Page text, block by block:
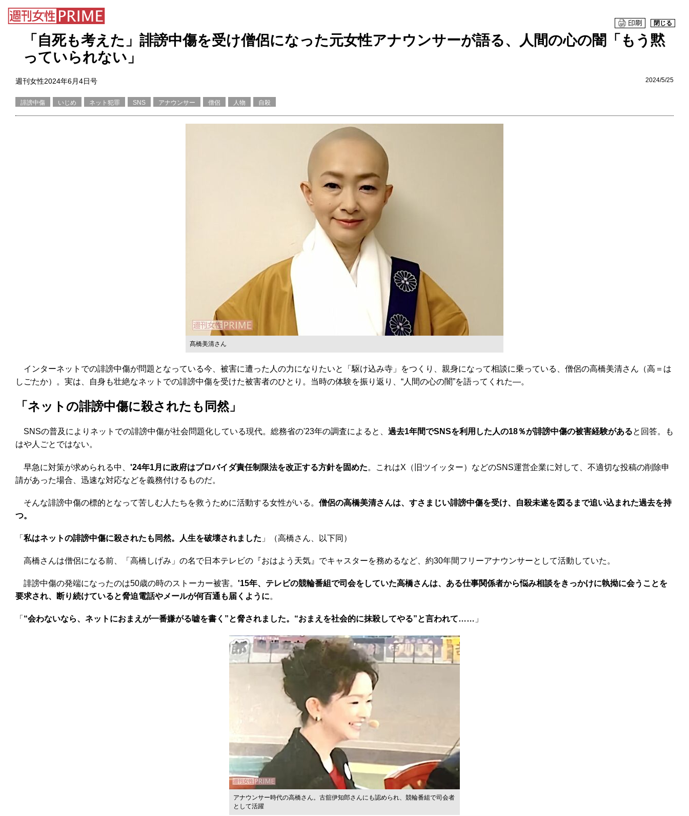
閉じる
「自死も考えた」誹謗中傷を受け僧侶になった元女性アナウンサーが語る、人間の心の闇「もう黙
っていられない」
週刊女性2024年6月4日号 2024/5/25
誹謗中傷 いじめ ネット犯罪 SNS アナウンサー 僧侶 人物 自殺
髙橋美清さん
インターネットでの誹謗中傷が問題となっている今、被害に遭った人の力になりたいと「駆け込み寺」をつくり、親身になって相談に乗っている、僧侶の高橋美清さん（高＝は
しごたか）。実は、自身も壮絶なネットでの誹謗中傷を受けた被害者のひとり。当時の体験を振り返り、“人間の心の闇”を語ってくれた―。
「 ネットの誹謗中傷に殺されたも同然」
SNSの普及によりネットでの誹謗中傷が社会問題化している現代。総務省の'23年の調査によると、 過去1年間でSNSを利用した人の18％が誹謗中傷の被害経験があると回答。も
はや人ごとではない。
早急に対策が求められる中、 '24年1月に政府はプロバイダ責任制限法を改正する方針を固めた。これはX（旧ツイッター）などのSNS運営企業に対して、不適切な投稿の削除申
請があった場合、迅速な対応などを義務付けるものだ。
そんな誹謗中傷の標的となって苦しむ人たちを救うために活動する女性がいる。 僧侶の高橋美清さんは、すさまじい誹謗中傷を受け、自殺未遂を図るまで追い込まれた過去を持
つ。
「 私はネットの誹謗中傷に殺されたも同然。人生を破壊されました 」（高橋さん、以下同）
高橋さんは僧侶になる前、「高橋しげみ」の名で日本テレビの『おはよう天気』でキャスターを務めるなど、約30年間フリーアナウンサーとして活動していた。
誹謗中傷の発端になったのは50歳の時のストーカー被害。 '15年、テレビの競輪番組で司会をしていた高橋さんは、ある仕事関係者から悩み相談をきっかけに執拗に会うことを
要求され、断り続けていると脅迫電話やメールが何百通も届くように。
「 “会わないなら、ネットにおまえが一番嫌がる嘘を書く”と脅されました。“おまえを社会的に抹殺してやる”と言われて…… 」
アナウンサー時代の高橋さん。古舘伊知郎さんにも認められ、競輪番組で司会者
として活躍